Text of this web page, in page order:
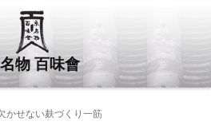
物 百味會
かせない麸づくり一筋